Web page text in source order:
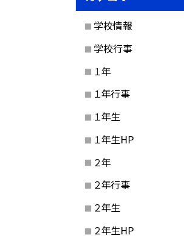
学校情報
学校行事
１年
１年行事
１年生
１年生HP
２年
２年行事
２年生
２年生HP